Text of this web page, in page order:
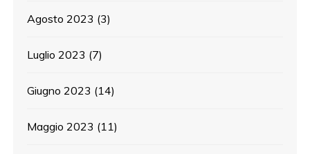
Agosto 2023 (3)
Luglio 2023 (7)
Giugno 2023 (14)
Maggio 2023 (11)